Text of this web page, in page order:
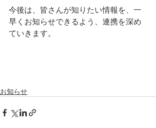
今後は、皆さんが知りたい情報を、一
早くお知らせできるよう、連携を深め
ていきます。
お知らせ